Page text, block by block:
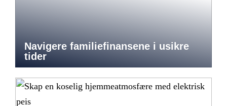
Navigere familiefinansene i usikre
tider